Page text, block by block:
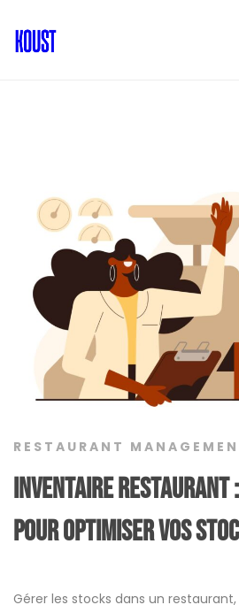
RESTAURANT
Inventaire Restaurant
pour Optimiser vos
Gérer les stocks dans un